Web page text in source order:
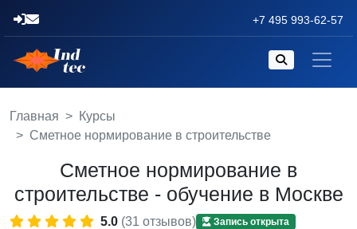
+7 495 993-62-57
Главная
Курсы
Сметное нормирование в строительстве
Сметное нормирование в
строительстве - обучение в Москве
5.0 (31 отзывов) Запись открыта